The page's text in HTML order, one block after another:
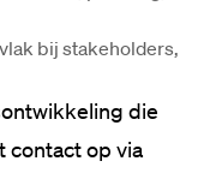
bij stakeholders,
die
contact op via